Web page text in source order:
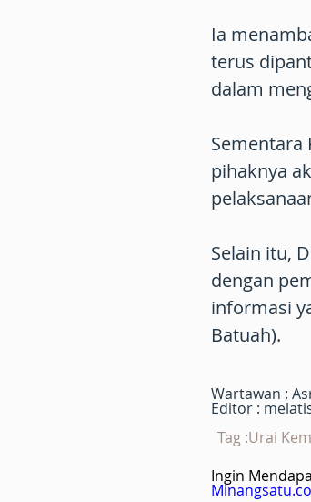
Ia
terus
dalam
Sementara
pihaknya
Selain itu,
dengan
informasi
Batuah).
Wartawan :
Editor :
Tag :Urai
Ingin